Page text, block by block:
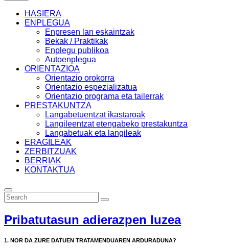
HASIERA
ENPLEGUA
Enpresen lan eskaintzak
Bekak / Praktikak
Enplegu publikoa
Autoenplegua
ORIENTAZIOA
Orientazio orokorra
Orientazio espezializatua
Orientazio programa eta tailerrak
PRESTAKUNTZA
Langabetuentzat ikastaroak
Langileentzat etengabeko prestakuntza
Langabetuak eta langileak
ERAGILEAK
ZERBITZUAK
BERRIAK
KONTAKTUA
Pribatutasun adierazpen luzea
1. NOR DA ZURE DATUEN TRATAMENDUAREN ARDURADUNA?